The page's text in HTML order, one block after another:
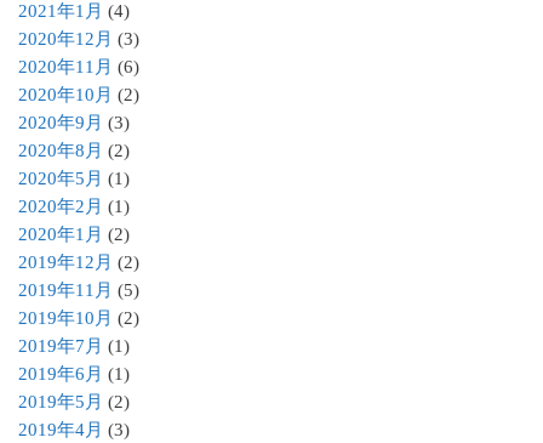
2021年1月 (4)
2020年12月 (3)
2020年11月 (6)
2020年10月 (2)
2020年9月 (3)
2020年8月 (2)
2020年5月 (1)
2020年2月 (1)
2020年1月 (2)
2019年12月 (2)
2019年11月 (5)
2019年10月 (2)
2019年7月 (1)
2019年6月 (1)
2019年5月 (2)
2019年4月 (3)